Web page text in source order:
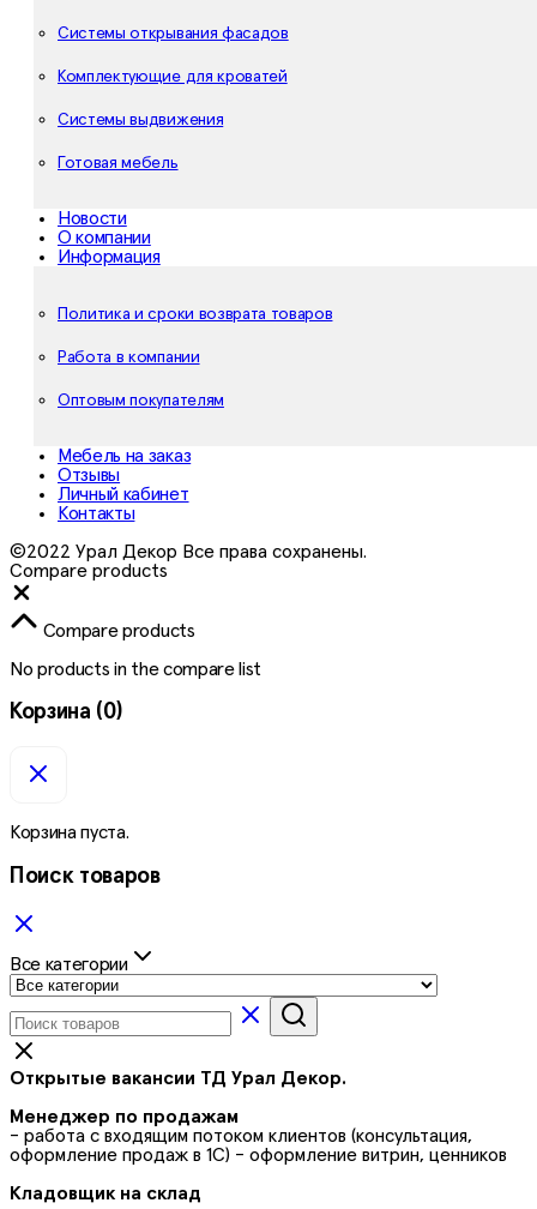
Системы открывания фасадов
Комплектующие для кроватей
Системы выдвижения
Готовая мебель
Новости
О компании
Информация
Политика и сроки возврата товаров
Работа в компании
Оптовым покупателям
Мебель на заказ
Отзывы
Личный кабинет
Контакты
©2022 Урал Декор Все права сохранены.
Compare products
Compare products
No products in the compare list
Корзина (0)
Корзина пуста.
Поиск товаров
Все категории
Открытые вакансии ТД Урал Декор.
Менеджер по продажам
- работа с входящим потоком клиентов (консультация,
оформление продаж в 1С) - оформление витрин, ценников
Кладовщик на склад